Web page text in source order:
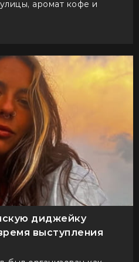
аромат кофе и
диджейку
выступления